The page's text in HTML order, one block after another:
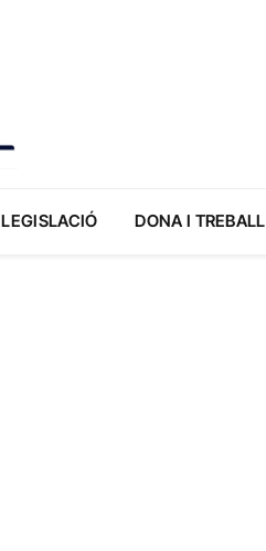
LEGISLACIÓ DONA I TREBALL